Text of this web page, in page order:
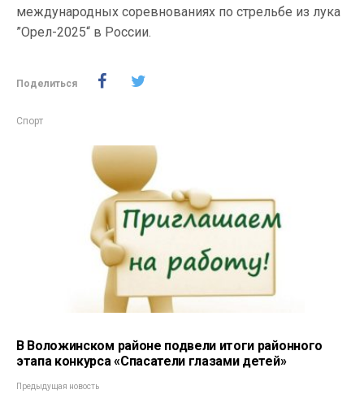
международных соревнованиях по стрельбе из лука
”Орел-2025“ в России.
Поделиться
Спорт
В Воложинском районе подвели итоги районного
этапа конкурса «Спасатели глазами детей»
Предыдущая новость